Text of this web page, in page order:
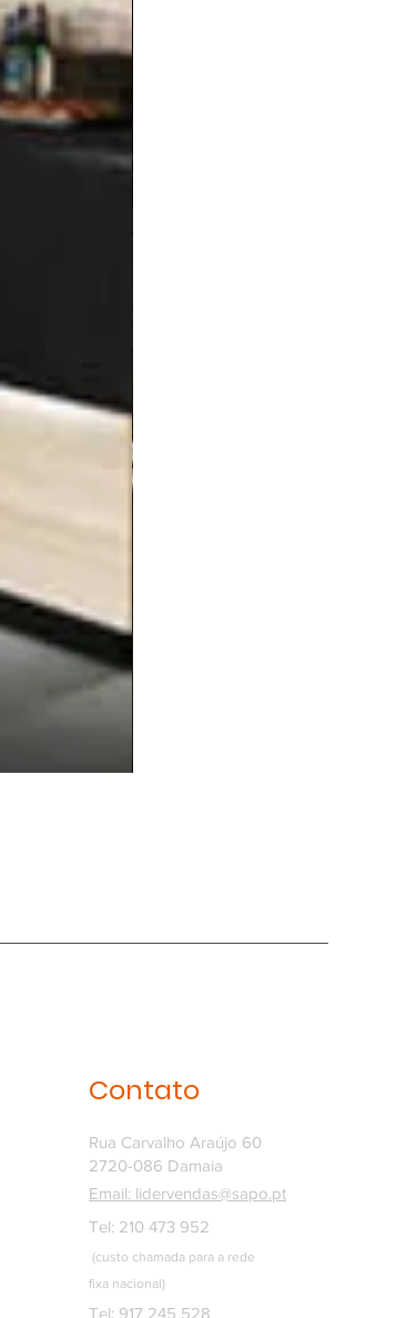
Contato
Rua Carvalho Araújo 60
2720-086 Damaia
Email: lidervendas@sapo.pt
Tel: 210 473 952
(custo chamada para a rede
fixa nacional)
Tel: 917 245 528